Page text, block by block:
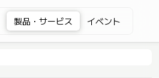
製品・サービス イベント